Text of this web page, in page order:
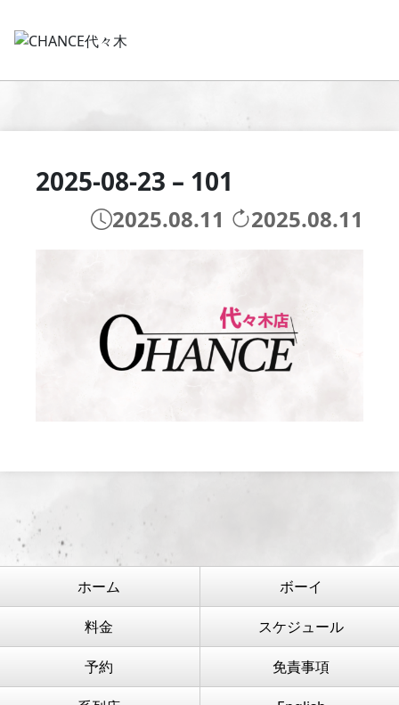
2025-08-23 – 101
2025.08.11 2025.08.11
ホーム ボーイ
料金 スケジュール
予約 免責事項